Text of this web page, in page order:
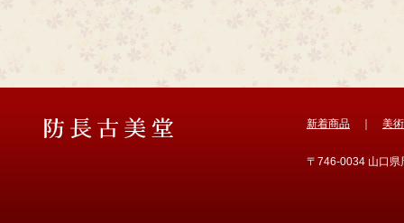
新着商品 美
〒746-0034 山口